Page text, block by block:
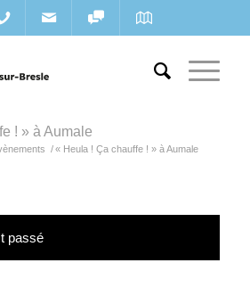
! » à Aumale
/ « Heula ! Ça chauffe ! » à Aumale
passé